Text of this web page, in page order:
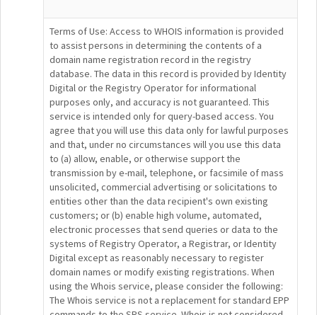
Terms of Use: Access to WHOIS information is provided
to assist persons in determining the contents of a
domain name registration record in the registry
database. The data in this record is provided by Identity
Digital or the Registry Operator for informational
purposes only, and accuracy is not guaranteed. This
service is intended only for query-based access. You
agree that you will use this data only for lawful purposes
and that, under no circumstances will you use this data
to (a) allow, enable, or otherwise support the
transmission by e-mail, telephone, or facsimile of mass
unsolicited, commercial advertising or solicitations to
entities other than the data recipient's own existing
customers; or (b) enable high volume, automated,
electronic processes that send queries or data to the
systems of Registry Operator, a Registrar, or Identity
Digital except as reasonably necessary to register
domain names or modify existing registrations. When
using the Whois service, please consider the following:
The Whois service is not a replacement for standard EPP